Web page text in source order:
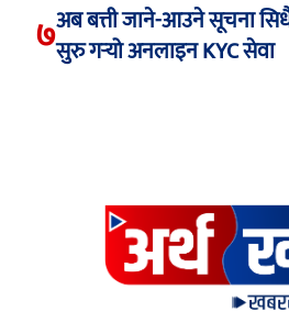
७अब बत्ती जाने-आउने सूचना
सुरु गर्‍यो अनलाइन KYC सेवा